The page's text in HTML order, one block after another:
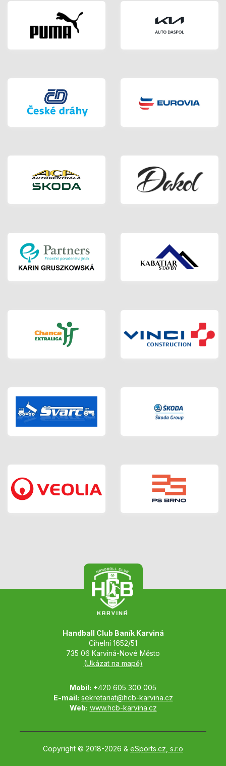
Handball Club Baník Karviná
Cihelní 1652/51
735 06 Karviná-Nové Město
(Ukázat na mapě)
Mobil: +420 605 300 005
E-mail: sekretariat@hcb-karvina.cz
Web: www.hcb-karvina.cz
Copyright © 2018-2026 & eSports.cz, s.r.o